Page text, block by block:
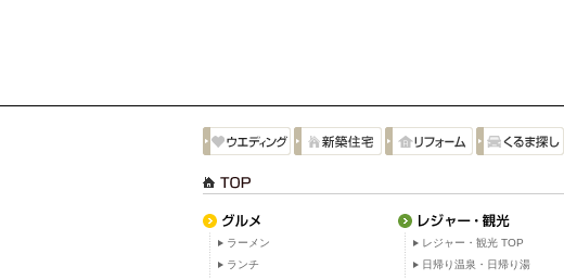
ラーメン
ランチ
レジャー・観光 TOP
日帰り温泉・日帰り湯